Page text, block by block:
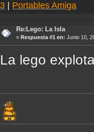
3
Portables Amiga
Re:Lego: La Isla
« Respuesta #1 en: Junio 10,
La lego